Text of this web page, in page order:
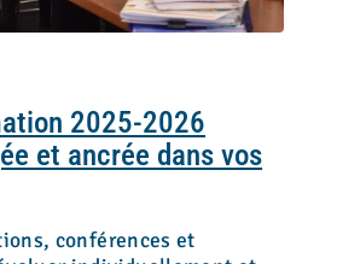
2025-2026
et ancrée dans vos
conférences et